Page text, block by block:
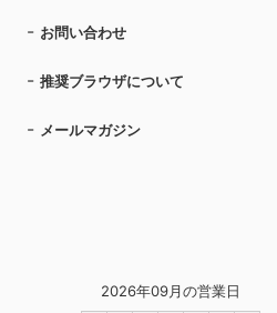
2026年09月の営業日
お問い合わせ
推奨ブラウザについて
メールマガジン